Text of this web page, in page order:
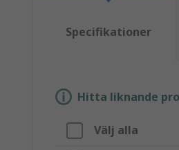
Specifikationer
Hitta liknande
Välj alla